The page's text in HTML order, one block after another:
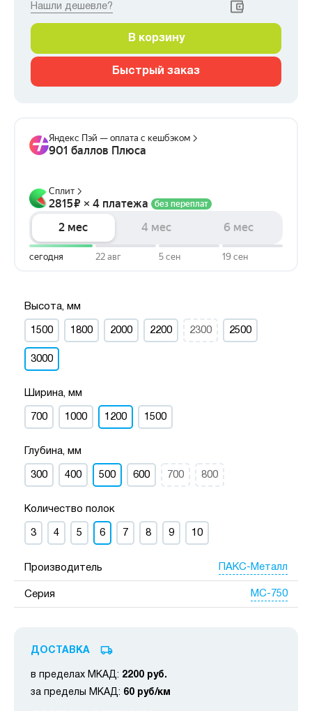
Нашли дешевле?
В корзину
Быстрый заказ
Высота, мм
1500 1800 2000 2200 2300 2500
3000
Ширина, мм
700 1000 1200 1500
Глубина, мм
300 400 500 600 700 800
Количество полок
3 4 5 6 7 8 9 10
Производитель ПАКС-Металл
Серия МС-750
ДОСТАВКА
в пределах МКАД: 2200 руб.
за пределы МКАД: 60 руб/км